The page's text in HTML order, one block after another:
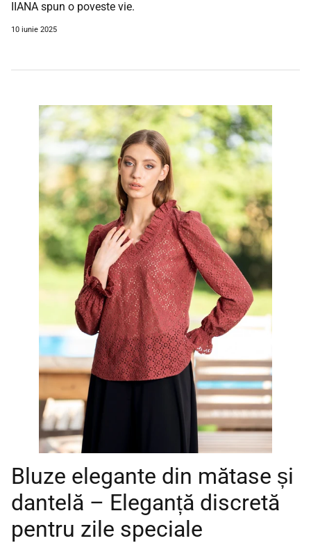
IIANA spun o poveste vie.
10 iunie 2025
Bluze elegante din mătase și
dantelă – Eleganță discretă
pentru zile speciale